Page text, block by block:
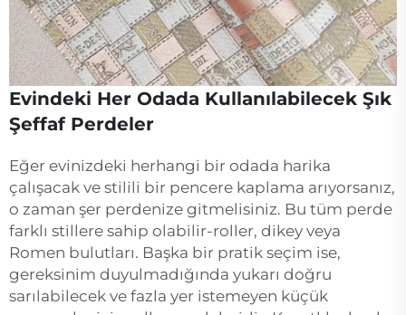
Evindeki Her Odada Kullanılabilecek Şık
Şeffaf Perdeler
Eğer evinizdeki herhangi bir odada harika
çalışacak ve stilili bir pencere kaplama arıyorsanız,
o zaman şer perdenize gitmelisiniz. Bu tüm perde
farklı stillere sahip olabilir-roller, dikey veya
Romen bulutları. Başka bir pratik seçim ise,
gereksinim duyulmadığında yukarı doğru
sarılabilecek ve fazla yer istemeyen küçük